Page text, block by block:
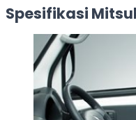
Spesifikasi